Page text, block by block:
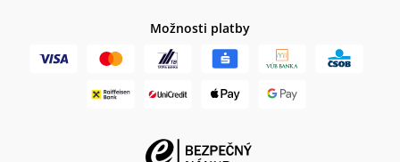
Možnosti platby